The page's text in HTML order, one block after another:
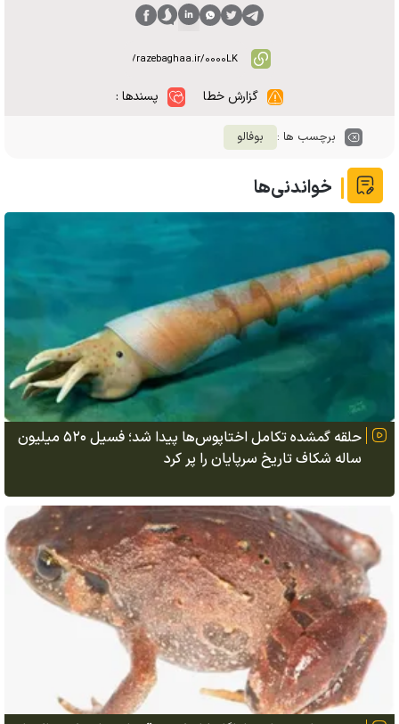
گزارش خطا پسندها :
برچسب ها : بوفالو
خواندنی‌ها
حلقه گمشده تکامل اختاپوس‌ها پیدا شد؛ فسیل ۵۲۰ میلیون
ساله شکاف تاریخ سرپایان را پر کرد